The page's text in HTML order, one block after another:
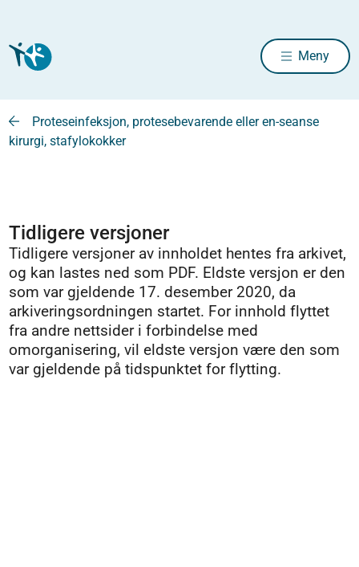
Meny
Proteseinfeksjon, protesebevarende eller en-seanse
kirurgi, stafylokokker
Tidligere versjoner
Tidligere versjoner av innholdet hentes fra arkivet,
og kan lastes ned som PDF. Eldste versjon er den
som var gjeldende 17. desember 2020, da
arkiveringsordningen startet. For innhold flyttet
fra andre nettsider i forbindelse med
omorganisering, vil eldste versjon være den som
var gjeldende på tidspunktet for flytting.